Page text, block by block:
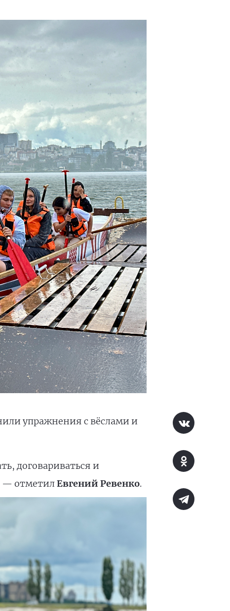
упражнения с вёслами и
договариваться и
— отметилЕвгений Ревенко.